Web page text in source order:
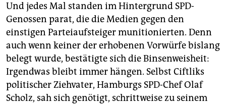
Und jedes Mal standen im Hintergrund SPD-
Genossen parat, die die Medien gegen den
einstigen Parteiaufsteiger munitionierten. Denn
auch wenn keiner der erhobenen Vorwürfe bislang
belegt wurde, bestätigte sich die Binsenweisheit:
Irgendwas bleibt immer hängen. Selbst Ciftliks
politischer Ziehvater, Hamburgs SPD-Chef Olaf
Scholz, sah sich genötigt, schrittweise zu seinem